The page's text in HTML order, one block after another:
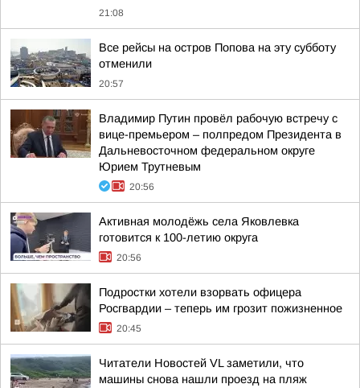
21:08
Все рейсы на остров Попова на эту субботу
отменили
20:57
Владимир Путин провёл рабочую встречу с
вице-премьером – полпредом Президента в
Дальневосточном федеральном округе
Юрием Трутневым
20:56
Активная молодёжь села Яковлевка
готовится к 100-летию округа
20:56
Подростки хотели взорвать офицера
Росгвардии – теперь им грозит пожизненное
20:45
Читатели Новостей VL заметили, что
машины снова нашли проезд на пляж